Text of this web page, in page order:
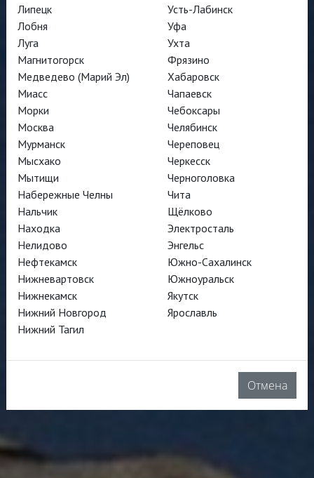
Липецк
Лобня
Луга
Магнитогорск
Медведево (Марий Эл)
Миасс
Морки
Москва
Мурманск
Мысхако
Мытищи
Набережные Челны
Нальчик
Находка
Нелидово
Нефтекамск
Нижневартовск
Нижнекамск
Нижний Новгород
Нижний Тагил
Усть-Лабинск
Уфа
Ухта
Фрязино
Хабаровск
Чапаевск
Чебоксары
Челябинск
Череповец
Черкесск
Черноголовка
Чита
Щёлково
Электросталь
Энгельс
Южно-Сахалинск
Южноуральск
Якутск
Ярославль
Отмена